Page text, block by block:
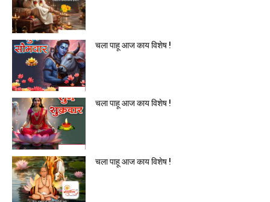
चला पाहू आज काय विशेष !
चला पाहू आज काय विशेष !
चला पाहू आज काय विशेष !